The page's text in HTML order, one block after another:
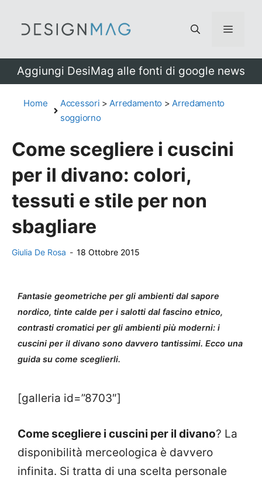
Menu
Aggiungi DesiMag alle fonti di google news
Home Accessori >Arredamento >Arredamento
soggiorno
Come scegliere i cuscini
per il divano: colori,
tessuti e stile per non
sbagliare
Giulia De Rosa - 18 Ottobre 2015
Fantasie geometriche per gli ambienti dal sapore
nordico, tinte calde per i salotti dal fascino etnico,
contrasti cromatici per gli ambienti più moderni: i
cuscini per il divano sono davvero tantissimi. Ecco una
guida su come sceglierli.
[galleria id=”8703″]
Come scegliere i cuscini per il divano? La
disponibilità merceologica è davvero
infinita. Si tratta di una scelta personale